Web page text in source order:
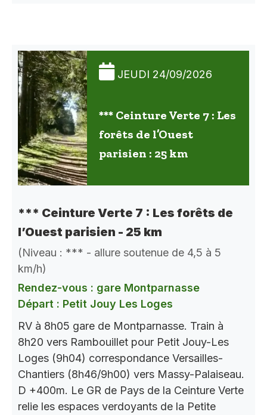
JEUDI 24/09/2026
*** Ceinture Verte 7 : Les
forêts de l’Ouest
parisien : 25 km
*** Ceinture Verte 7 : Les forêts de
l’Ouest parisien - 25 km
(Niveau : *** - allure soutenue de 4,5 à 5
km/h)
Rendez-vous : gare Montparnasse
Départ : Petit Jouy Les Loges
RV à 8h05 gare de Montparnasse. Train à
8h20 vers Rambouillet pour Petit Jouy-Les
Loges (9h04) correspondance Versailles-
Chantiers (8h46/9h00) vers Massy-Palaiseau.
D +400m. Le GR de Pays de la Ceinture Verte
relie les espaces verdoyants de la Petite